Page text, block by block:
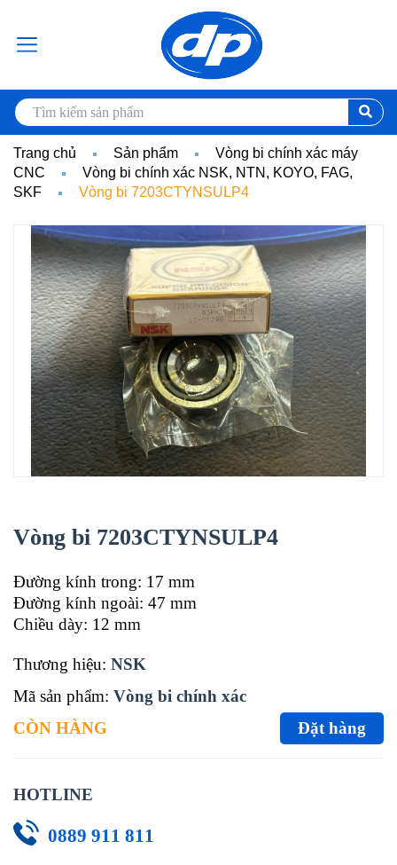
Trang chủ Sản phẩm
Vòng bi chính xác máy
CNC
Vòng bi chính xác NSK, NTN, KOYO, FAG,
SKF
Vòng bi 7203CTYNSULP4
Vòng bi 7203CTYNSULP4
Đường kính trong: 17 mm
Đường kính ngoài: 47 mm
Chiều dày: 12 mm
Thương hiệu: NSK
Mã sản phẩm: Vòng bi chính xác
CÒN HÀNG
Đặt hàng
HOTLINE
0889 911 811